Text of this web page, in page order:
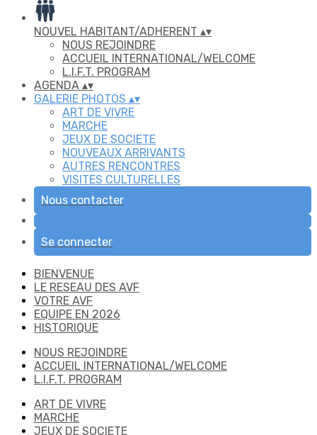
NOUVEL HABITANT/ADHERENT ▴▾
NOUS REJOINDRE
ACCUEIL INTERNATIONAL/WELCOME
L.I.F.T. PROGRAM
AGENDA ▴▾
GALERIE PHOTOS ▴▾
ART DE VIVRE
MARCHE
JEUX DE SOCIETE
NOUVEAUX ARRIVANTS
AUTRES RENCONTRES
VISITES CULTURELLES
Nous contacter
Se connecter
BIENVENUE
LE RESEAU DES AVF
VOTRE AVF
EQUIPE EN 2026
HISTORIQUE
NOUS REJOINDRE
ACCUEIL INTERNATIONAL/WELCOME
L.I.F.T. PROGRAM
ART DE VIVRE
MARCHE
JEUX DE SOCIETE